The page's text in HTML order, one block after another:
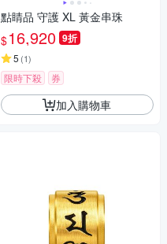
點睛品 守護 XL 黃金串珠
$16,920 9折
5 (1)
限時下殺 券
加入購物車